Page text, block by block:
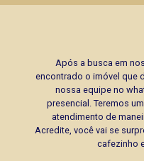
Após a busca em
encontrado o imóvel que
nossa equipe no
presencial. Teremos
atendimento de
Acredite, você vai se
cafezinho